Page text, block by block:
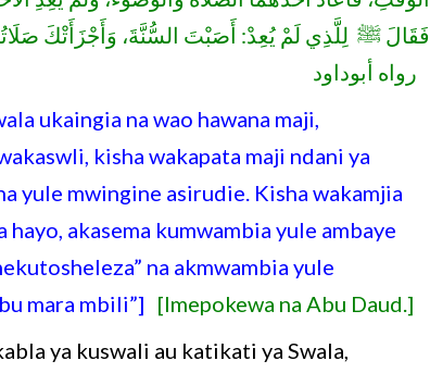
فَقَالَ ﷺ لِلَّذِي لَمْ يُعِدْ: أَصَبْتَ السُّنَّةَ، وَأَجْزَأَتْكَ
رواه أبوداود
ukaingia na wao hawana maji,
kisha wakapata maji ndani ya
yule mwingine asirudie. Kisha wakamjia
na akmwambia yule
mara mbili”] [Imepokewa na Abu Daud.]
ya kuswali au katikati ya Swala,